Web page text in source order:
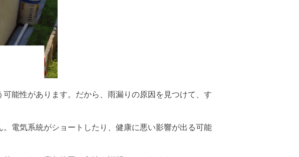
能性があります。だから、雨漏りの原因を見つけて、す
電気系統がショートしたり、健康に悪い影響が出る可能